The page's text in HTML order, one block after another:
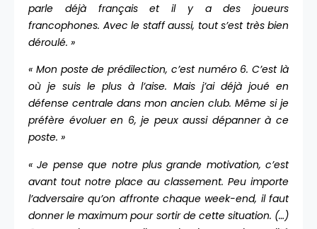
parle déjà français et il y a des joueurs
francophones. Avec le staff aussi, tout s’est très bien
déroulé. »
« Mon poste de prédilection, c’est numéro 6. C’est là
où je suis le plus à l’aise. Mais j’ai déjà joué en
défense centrale dans mon ancien club. Même si je
préfère évoluer en 6, je peux aussi dépanner à ce
poste. »
« Je pense que notre plus grande motivation, c’est
avant tout notre place au classement. Peu importe
l’adversaire qu’on affronte chaque week-end, il faut
donner le maximum pour sortir de cette situation. (…)